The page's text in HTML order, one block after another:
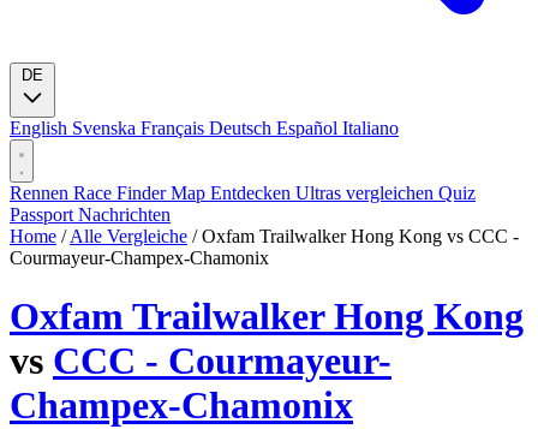
English Svenska Français Deutsch Español Italiano
Rennen Race FinderMap Entdecken Ultras vergleichen Quiz
Passport Nachrichten
Home / Alle Vergleiche / Oxfam Trailwalker Hong Kong vs CCC -
Courmayeur-Champex-Chamonix
Oxfam Trailwalker Hong Kong
vs CCC - Courmayeur-
Champex-Chamonix